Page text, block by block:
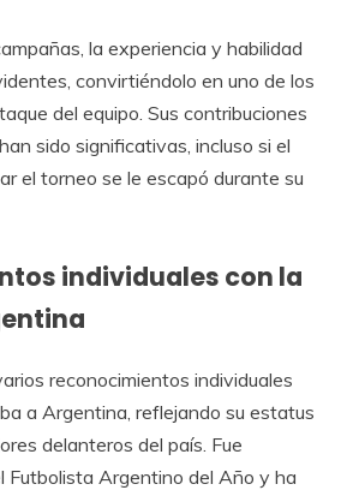
la experiencia y habilidad
convirtiéndolo en uno de los
del equipo. Sus contribuciones
sido significativas, incluso si el
el torneo se le escapó durante su
individuales con la
reconocimientos individuales
a Argentina, reflejando su estatus
delanteros del país. Fue
Futbolista Argentino del Año y ha